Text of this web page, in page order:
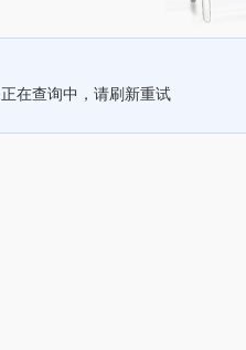
正在查询中，请刷新重试